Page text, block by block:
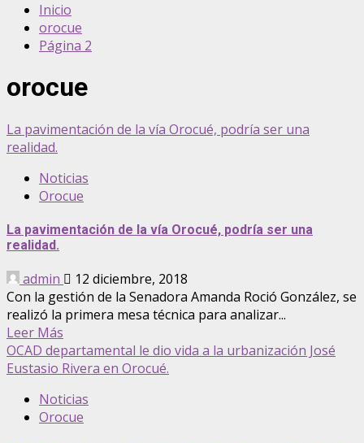
Inicio
orocue
Página 2
orocue
La pavimentación de la vía Orocué, podría ser una
realidad.
Noticias
Orocue
La pavimentación de la vía Orocué, podría ser una
realidad.
admin
12 diciembre, 2018
Con la gestión de la Senadora Amanda Roció González, se
realizó la primera mesa técnica para analizar...
Leer Más
OCAD departamental le dio vida a la urbanización José
Eustasio Rivera en Orocué.
Noticias
Orocue